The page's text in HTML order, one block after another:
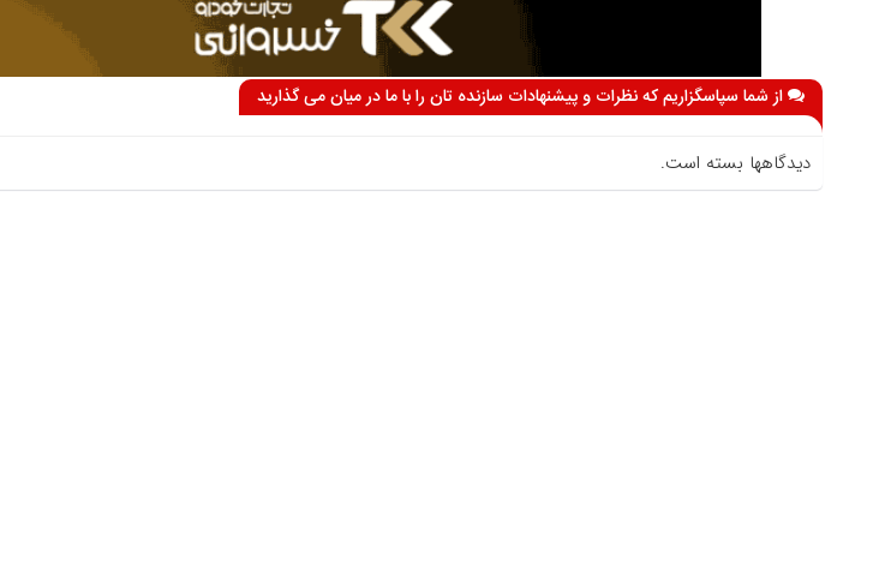
از شما سپاسگزاریم که نظرات و پیشنهادات سازنده تان را با ما در میان می گذارید
دیدگاهها بسته است.